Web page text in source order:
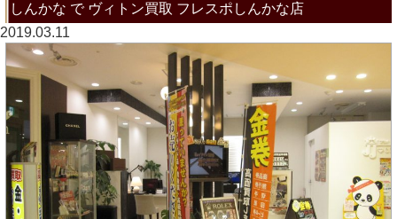
しんかな で ヴィトン買取 フレスポしんかな店
2019.03.11